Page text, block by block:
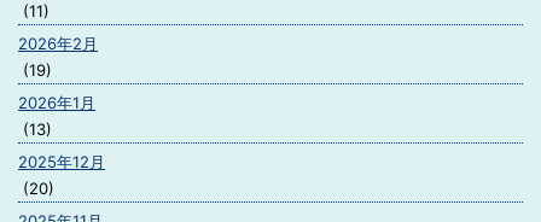
(11)
2026年2月
(19)
2026年1月
(13)
2025年12月
(20)